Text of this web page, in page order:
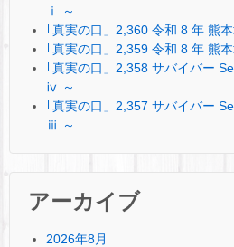
ⅰ ～
｢真実の口」2,360 令和 8 年 熊
｢真実の口」2,359 令和 8 年 熊
｢真実の口」2,358 サバイバー
ⅳ ～
｢真実の口」2,357 サバイバー
ⅲ ～
アーカイブ
2026年8月